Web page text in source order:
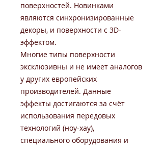
поверхностей. Новинками
являются синхронизированные
декоры, и поверхности с 3D-
эффектом.
Многие типы поверхности
эксклюзивны и не имеет аналогов
у других европейских
производителей. Данные
эффекты достигаются за счёт
использования передовых
технологий (ноу-хау),
специального оборудования и